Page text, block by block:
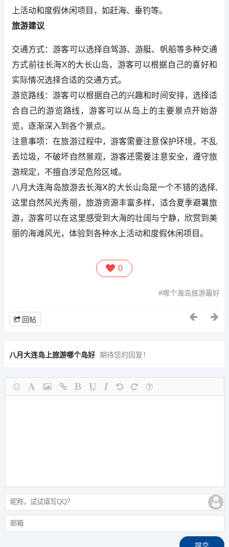
上活动和度假休闲项目，如赶海、垂钓等。
旅游建议
交通方式：游客可以选择自驾游、游艇、帆船等多种交通
方式前往长海X的大长山岛，游客可以根据自己的喜好和
实际情况选择合适的交通方式。
游览路线：游客可以根据自己的兴趣和时间安排，选择适
合自己的游览路线，游客可以从岛上的主要景点开始游
览，逐渐深入到各个景点。
注意事项：在旅游过程中，游客需要注意保护环境，不乱
丢垃圾，不破坏自然景观，游客还需要注意安全，遵守旅
游规定，不擅自涉足危险区域。
八月大连海岛旅游去长海X的大长山岛是一个不错的选择,
这里自然风光秀丽，旅游资源丰富多样，适合夏季避暑旅
游，游客可以在这里感受到大海的壮阔与宁静，欣赏到美
丽的海滩风光，体验到各种水上活动和度假休闲项目。
0
哪个海岛旅游最好
回帖
八月大连岛上旅游哪个岛好 期待您的回复！